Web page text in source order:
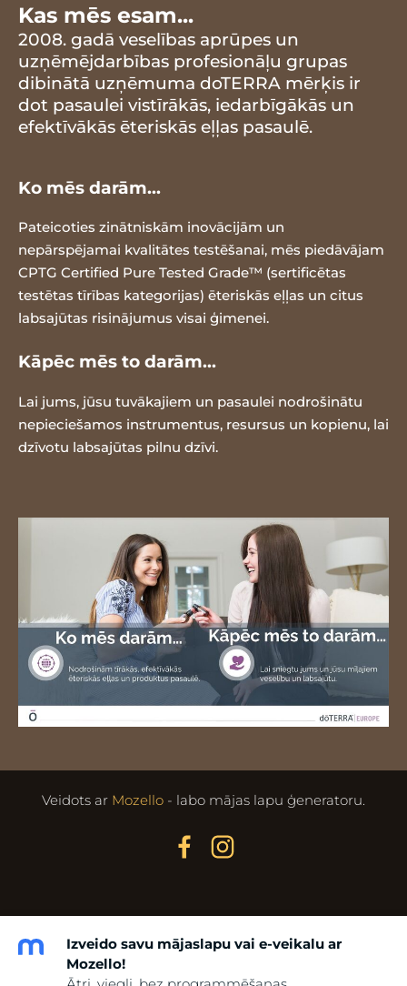
Kas mēs esam...
2008. gadā veselības aprūpes un
uzņēmējdarbības profesionāļu grupas
dibinātā uzņēmuma doTERRA mērķis ir
dot pasaulei vistīrākās, iedarbīgākās un
efektīvākās ēteriskās eļļas pasaulē.
Ko mēs darām...
Pateicoties zinātniskām inovācijām un
nepārspējamai kvalitātes testēšanai, mēs piedāvājam
CPTG Certified Pure Tested Grade™ (sertificētas
testētas tīrības kategorijas) ēteriskās eļļas un citus
labsajūtas risinājumus visai ģimenei.
Kāpēc mēs to darām...
Lai jums, jūsu tuvākajiem un pasaulei nodrošinātu
nepieciešamos instrumentus, resursus un kopienu, lai
dzīvotu labsajūtas pilnu dzīvi.
Veidots ar Mozello - labo mājas lapu ģeneratoru.
Izveido savu mājaslapu vai e-veikalu ar
Mozello!